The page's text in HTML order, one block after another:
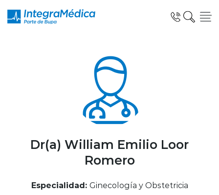
Especialidades y Servicios
Telemedicina Blua
Clínicas Dentales
Dr(a) William Emilio Loor
Romero
Especialidad: Ginecología y Obstetricia